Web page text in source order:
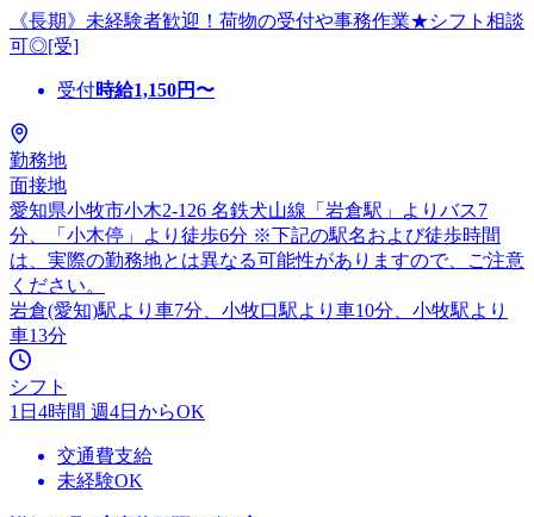
《長期》未経験者歓迎！荷物の受付や事務作業★シフト相談
可◎[受]
受付時給1,150円〜
勤務地
面接地
愛知県小牧市小木2-126 名鉄犬山線「岩倉駅」よりバス7
分、「小木停」より徒歩6分 ※下記の駅名および徒歩時間
は、実際の勤務地とは異なる可能性がありますので、ご注意
ください。
岩倉(愛知)駅より車7分、小牧口駅より車10分、小牧駅より
車13分
シフト
1日4時間 週4日からOK
交通費支給
未経験OK